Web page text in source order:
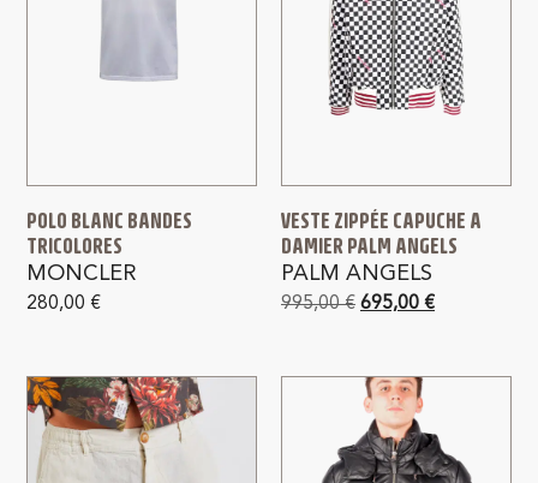
POLO BLANC BANDES
TRICOLORES
MONCLER
280,00 €
VESTE ZIPPÉE CAPUCHE A
DAMIER PALM ANGELS
PALM ANGELS
995,00€ 695,00 €